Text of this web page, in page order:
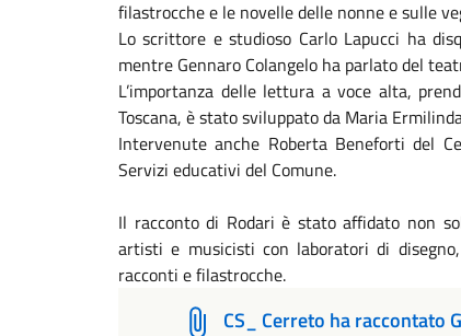
filastrocche e le novelle delle nonne e sulle
Lo scrittore e studioso Carlo Lapucci ha
mentre Gennaro Colangelo ha parlato del
L’importanza delle lettura a voce alta,
Toscana, è stato sviluppato da Maria
Intervenute anche Roberta Beneforti del
Servizi educativi del Comune.
Il racconto di Rodari è stato affidato non
artisti e musicisti con laboratori di
racconti e filastrocche.
CS_ Cerreto ha raccontato